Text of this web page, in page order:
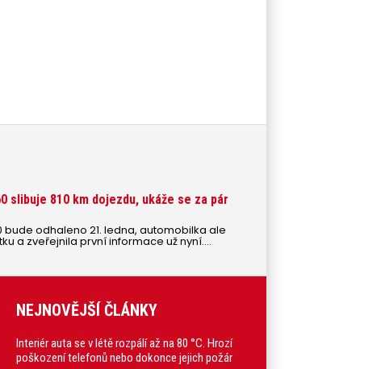
slibuje 810 km dojezdu, ukáže se za pár
bude odhaleno 21. ledna, automobilka ale
a zveřejnila první informace už nyní.
model slibuje nejdelší dojezd ve své třídě.
NEJNOVĚJŠÍ ČLÁNKY
Interiér auta se v létě rozpálí až na 80 °C. Hrozí
poškození telefonů nebo dokonce jejich požár